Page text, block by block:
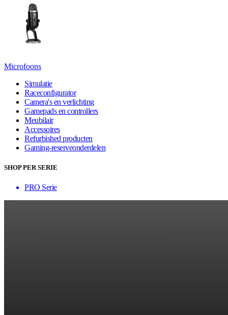
Microfoons
Simulatie
Raceconfigurator
Camera's en verlichting
Gamepads en controllers
Meubilair
Accessoires
Refurbished producten
Gaming-reserveonderdelen
SHOP PER SERIE
PRO Serie